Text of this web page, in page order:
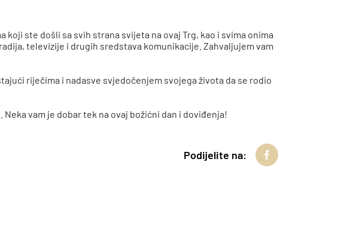
koji ste došli sa svih strana svijeta na ovaj Trg, kao i svima onima
televizije i drugih sredstava komunikacije. Zahvaljujem vam
riječima i nadasve svjedočenjem svojega života da se rodio
vam je dobar tek na ovaj božićni dan i doviđenja!
Podijelite na: